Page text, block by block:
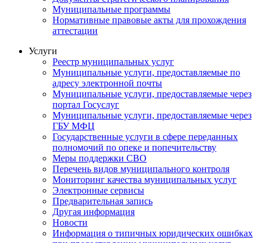
Муниципальные программы
Нормативные правовые акты для прохождения
аттестации
Услуги
Реестр муниципальных услуг
Муниципальные услуги, предоставляемые по
адресу электронной почты
Муниципальные услуги, предоставляемые через
портал Госуслуг
Муниципальные услуги, предоставляемые через
ГБУ МФЦ
Государственные услуги в сфере переданных
полномочий по опеке и попечительству
Меры поддержки СВО
Перечень видов муниципального контроля
Мониторинг качества муниципальных услуг
Электронные сервисы
Предварительная запись
Другая информация
Новости
Информация о типичных юридических ошибках